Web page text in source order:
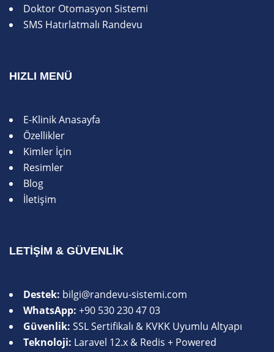
Doktor Otomasyon Sistemi
SMS Hatırlatmalı Randevu
HIZLI MENÜ
E-Klinik Anasayfa
Özellikler
Kimler İçin
Resimler
Blog
İletişim
LETIŞIM & GÜVENLIK
Destek: bilgi@randevu-sistemi.com
WhatsApp: +90 530 230 47 03
Güvenlik: SSL Sertifikalı & KVKK Uyumlu Altyapı
Teknoloji: Laravel 12.x & Redis + Powered